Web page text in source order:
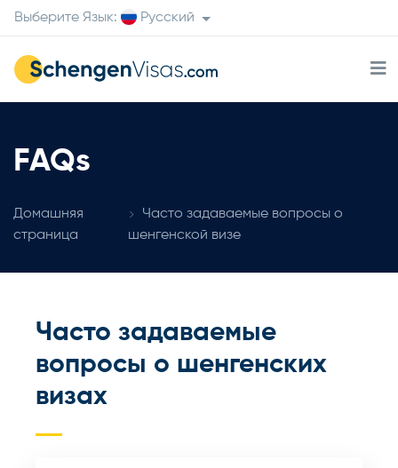
Выберите Язык: Русский
FAQs
Домашняя
страница
Часто задаваемые вопросы о
шенгенской визе
Часто задаваемые
вопросы о шенгенских
визах